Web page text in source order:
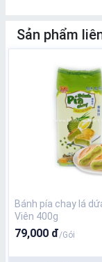
Sản phẩm
Bánh pía chay lá
Viên 400g
79,000 đ/Gói